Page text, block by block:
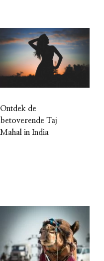
Ontdek de
betoverende Taj
Mahal in India